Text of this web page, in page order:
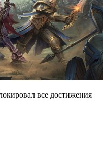
все достижения